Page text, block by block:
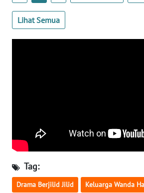
Lihat Semua
Tag:
Drama Berjilid Jilid Keluarga Wanda
SULBAR
WN